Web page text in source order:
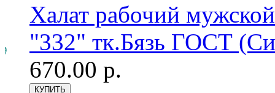
Халат рабочий
"332" тк.Бязь ГОСТ
670.00 р.